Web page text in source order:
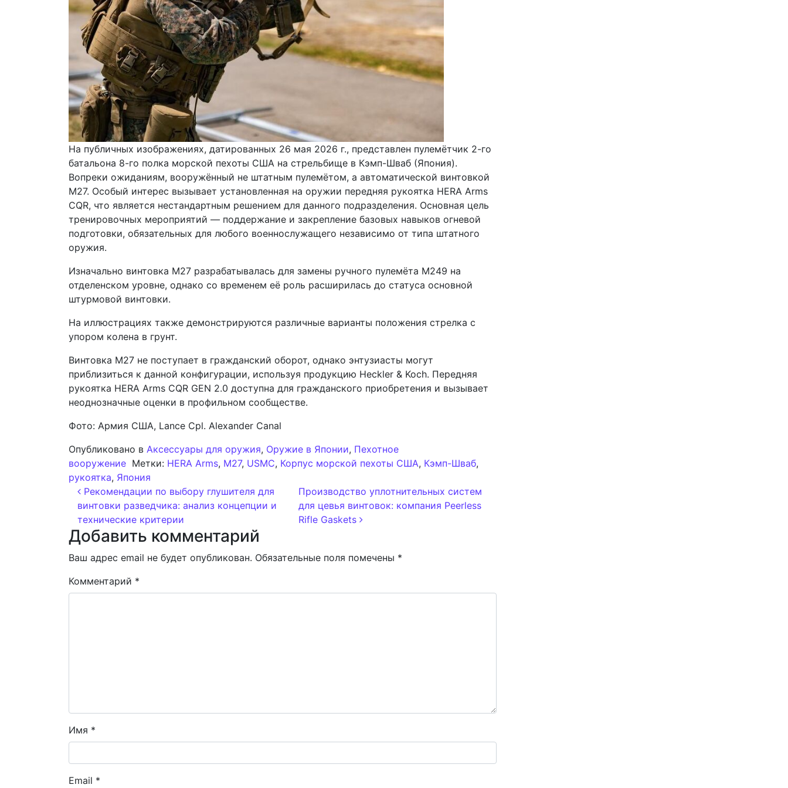
На публичных изображениях, датированных 26 мая 2026 г., представлен пулемётчик 2-го
батальона 8-го полка морской пехоты США на стрельбище в Кэмп-Шваб (Япония).
Вопреки ожиданиям, вооружённый не штатным пулемётом, а автоматической винтовкой
M27. Особый интерес вызывает установленная на оружии передняя рукоятка HERA Arms
CQR, что является нестандартным решением для данного подразделения. Основная цель
тренировочных мероприятий — поддержание и закрепление базовых навыков огневой
подготовки, обязательных для любого военнослужащего независимо от типа штатного
оружия.
Изначально винтовка M27 разрабатывалась для замены ручного пулемёта M249 на
отделенском уровне, однако со временем её роль расширилась до статуса основной
штурмовой винтовки.
На иллюстрациях также демонстрируются различные варианты положения стрелка с
упором колена в грунт.
Винтовка M27 не поступает в гражданский оборот, однако энтузиасты могут
приблизиться к данной конфигурации, используя продукцию Heckler & Koch. Передняя
рукоятка HERA Arms CQR GEN 2.0 доступна для гражданского приобретения и вызывает
неоднозначные оценки в профильном сообществе.
Фото: Армия США, Lance Cpl. Alexander Canal
Опубликовано в Аксессуары для оружия, Оружие в Японии, Пехотное
вооружение Метки: HERA Arms, M27, USMC, Корпус морской пехоты США, Кэмп-Шваб,
рукоятка, Япония
Навигация по записям
Рекомендации по выбору глушителя для
винтовки разведчика: анализ концепции и
технические критерии
Производство уплотнительных систем
для цевья винтовок: компания Peerless
Rifle Gaskets
Добавить комментарий
Ваш адрес email не будет опубликован. Обязательные поля помечены *
Комментарий *
Имя *
Email *